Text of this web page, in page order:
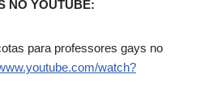
NO YOUTUBE:
para professores gays no
watch?